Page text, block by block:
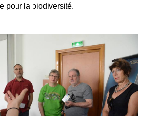
pour la biodiversité.